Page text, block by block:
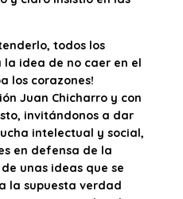
todos los
idea de no caer en el
los corazones!
Juan Chicharro y con
invitándonos a dar
intelectual y social,
en defensa de la
unas ideas que se
la supuesta verdad